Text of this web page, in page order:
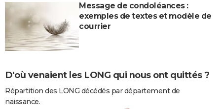
Message de condoléances :
exemples de textes et modèle de
courrier
D'où venaient les LONG qui nous ont quittés ?
Répartition des LONG décédés par département de
naissance.